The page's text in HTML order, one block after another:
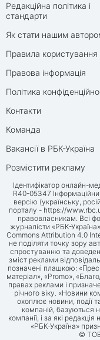
Редакційна політика і
стандарти
Як стати нашим
Правила користування
Правова інформація
Політика
Контакти
Команда
Вакансії в РБК-Україна
Розмістити рекламу
Ідентифікатор онлайн-
R40-05347
версію (українську,
порталу - https://
правовласникам. Всі
журналісти «РБК-
Commons Attribution 4.0
не поділяти точку зору
спростуванню та
зміст реклами
позначені плашкою:
матеріал», «Promo»,
правах реклами і
річного віку. «Новини
охоплює новини, події
компаній, базуються
компанії, і за які
«РБК-Україна»
© ТОВ